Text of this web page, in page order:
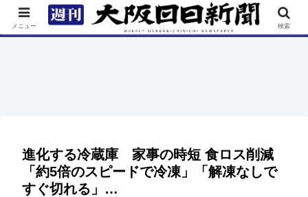
TOP 特集 ニュース 連載 街ネタ イベント
進化する冷蔵庫 家事の時短 食ロス削減
「約5倍のスピードで冷凍」「解凍なしで
すぐ切れる」…
メニュー 検索